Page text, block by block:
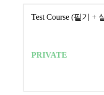
Test Course (필기 +
PRIVATE